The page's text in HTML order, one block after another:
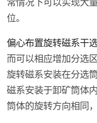
位。
偏心布置旋转磁系干
而可以相应增加分选
旋转磁系安装在分选
磁系安装于卸矿筒体
筒体的旋转方向相同